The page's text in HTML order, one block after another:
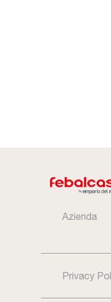
Azienda
Privacy